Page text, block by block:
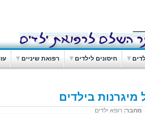
חיסונים לילדים רפואת שיניים
בילדים
מחבר: רופא ילדים